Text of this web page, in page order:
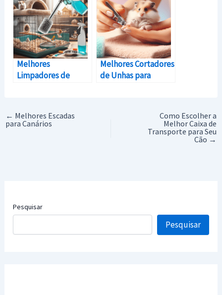
Melhores
Limpadores de
Melhores Cortadores
de Unhas para
← Melhores Escadas
para Canários
Como Escolher a
Melhor Caixa de
Transporte para Seu
Cão →
Pesquisar
Pesquisar